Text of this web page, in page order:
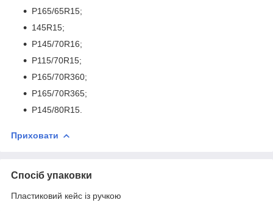
P165/65R15;
145R15;
P145/70R16;
P115/70R15;
P165/70R360;
P165/70R365;
P145/80R15.
Приховати
Спосіб упаковки
Пластиковий кейс із ручкою